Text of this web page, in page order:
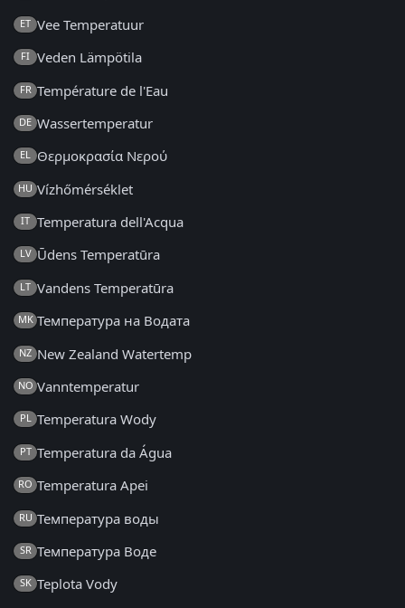
ET Vee Temperatuur
FI Veden Lämpötila
FR Température de l'Eau
DE Wassertemperatur
EL Θερμοκρασία Νερού
HU Vízhőmérséklet
IT Temperatura dell'Acqua
LV Ūdens Temperatūra
LT Vandens Temperatūra
MK Температура на Водата
NZ New Zealand Watertemp
NO Vanntemperatur
PL Temperatura Wody
PT Temperatura da Água
RO Temperatura Apei
RU Температура воды
SR Температура Воде
SK Teplota Vody